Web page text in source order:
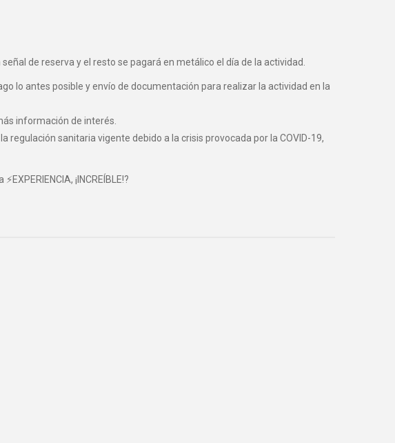
de reserva y el resto se pagará en metálico el día de la actividad.
lo antes posible y envío de documentación para realizar la actividad en la
información de interés.
regulación sanitaria vigente debido a la crisis provocada por la COVID-19,
¡INCREÍBLE!?